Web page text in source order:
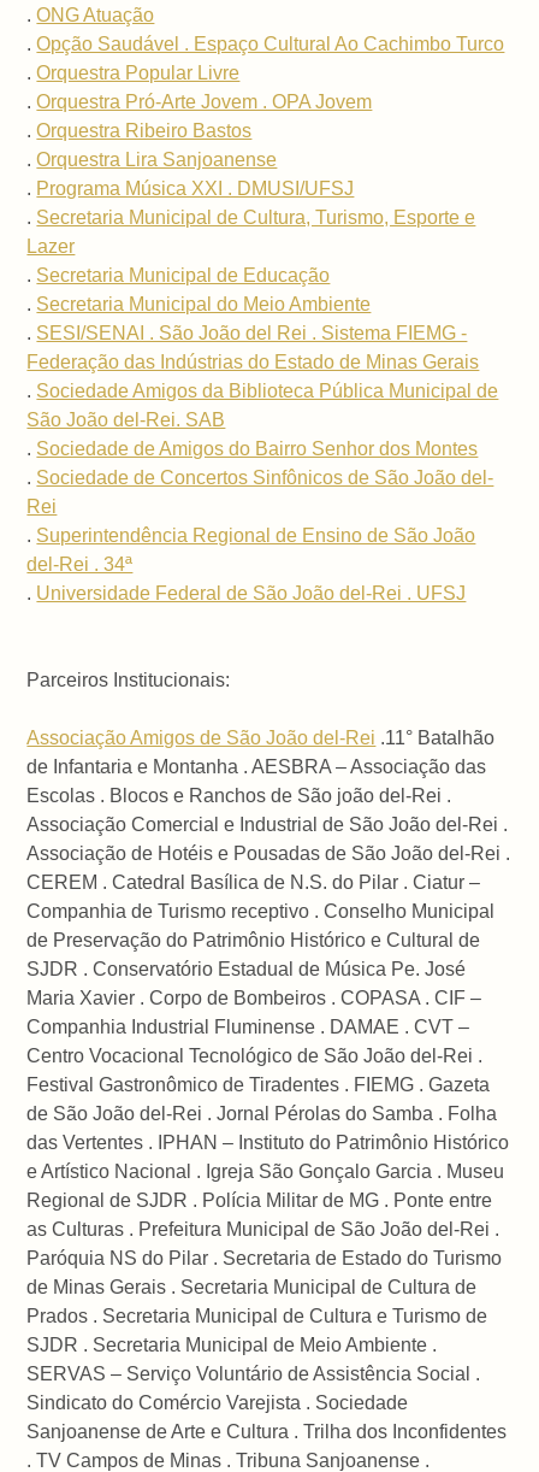
.ONG Atuação
.Opção Saudável . Espaço Cultural Ao Cachimbo Turco
.Orquestra Popular Livre
.Orquestra Pró-Arte Jovem . OPA Jovem
.Orquestra Ribeiro Bastos
.Orquestra Lira Sanjoanense
. Programa Música XXI . DMUSI/UFSJ
. Secretaria Municipal de Cultura, Turismo, Esporte e
Lazer
. Secretaria Municipal de Educação
. Secretaria Municipal do Meio Ambiente
. SESI/SENAI . São João del Rei . Sistema FIEMG -
Federação das Indústrias do Estado de Minas Gerais
. Sociedade Amigos da Biblioteca Pública Municipal de
São João del-Rei. SAB
. Sociedade de Amigos do Bairro Senhor dos Montes
. Sociedade de Concertos Sinfônicos de São João del-
Rei
. Superintendência Regional de Ensino de São João
del-Rei . 34ª
. Universidade Federal de São João del-Rei . UFSJ
Parceiros Institucionais:
Associação Amigos de São João del-Rei .11° Batalhão
de Infantaria e Montanha . AESBRA – Associação das
Escolas . Blocos e Ranchos de São joão del-Rei .
Associação Comercial e Industrial de São João del-Rei .
Associação de Hotéis e Pousadas de São João del-Rei .
CEREM . Catedral Basílica de N.S. do Pilar . Ciatur –
Companhia de Turismo receptivo . Conselho Municipal
de Preservação do Patrimônio Histórico e Cultural de
SJDR . Conservatório Estadual de Música Pe. José
Maria Xavier . Corpo de Bombeiros . COPASA . CIF –
Companhia Industrial Fluminense . DAMAE . CVT –
Centro Vocacional Tecnológico de São João del-Rei .
Festival Gastronômico de Tiradentes . FIEMG . Gazeta
de São João del-Rei . Jornal Pérolas do Samba . Folha
das Vertentes . IPHAN – Instituto do Patrimônio Histórico
e Artístico Nacional . Igreja São Gonçalo Garcia . Museu
Regional de SJDR . Polícia Militar de MG . Ponte entre
as Culturas . Prefeitura Municipal de São João del-Rei .
Paróquia NS do Pilar . Secretaria de Estado do Turismo
de Minas Gerais . Secretaria Municipal de Cultura de
Prados . Secretaria Municipal de Cultura e Turismo de
SJDR . Secretaria Municipal de Meio Ambiente .
SERVAS – Serviço Voluntário de Assistência Social .
Sindicato do Comércio Varejista . Sociedade
Sanjoanense de Arte e Cultura . Trilha dos Inconfidentes
. TV Campos de Minas . Tribuna Sanjoanense .